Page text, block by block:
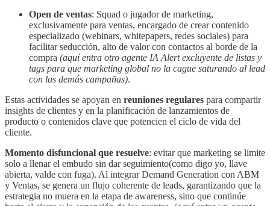
Open de ventas: Squad o jugador de marketing,
exclusivamente para ventas, encargado de crear contenido
especializado (webinars, whitepapers, redes sociales) para
facilitar seducción, alto de valor con contactos al borde de la
compra (aquí entra otro agente IA Alert excluyente de listas y
tags para que marketing global no la cague saturando al lead
con las demás campañas).
Estas actividades se apoyan en reuniones regulares para compartir
insights de clientes y en la planificación de lanzamientos de
producto o contenidos clave que potencien el ciclo de vida del
cliente.
Momento disfuncional que resuelve: evitar que marketing se limite
solo a llenar el embudo sin dar seguimiento(como digo yo, llave
abierta, valde con fuga). Al integrar Demand Generation con ABM
y Ventas, se genera un flujo coherente de leads, garantizando que la
estrategia no muera en la etapa de awareness, sino que continúe